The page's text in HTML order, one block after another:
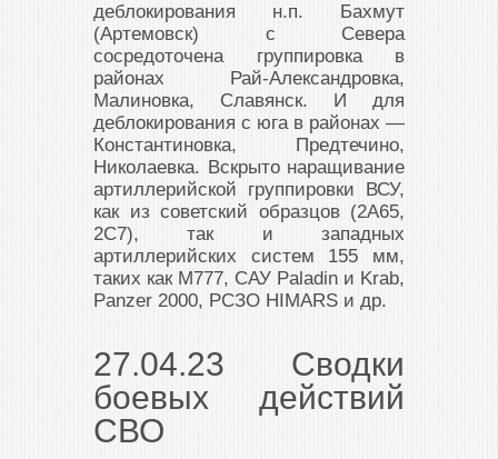
деблокирования н.п. Бахмут
(Артемовск) с Севера
сосредоточена группировка в
районах Рай-Александровка,
Малиновка, Славянск. И для
деблокирования с юга в районах —
Константиновка, Предтечино,
Николаевка. Вскрыто наращивание
артиллерийской группировки ВСУ,
как из советский образцов (2А65,
2С7), так и западных
артиллерийских систем 155 мм,
таких как М777, САУ Paladin и Krab,
Panzer 2000, РСЗО HIMARS и др.
27.04.23 Сводки
боевых действий
СВО